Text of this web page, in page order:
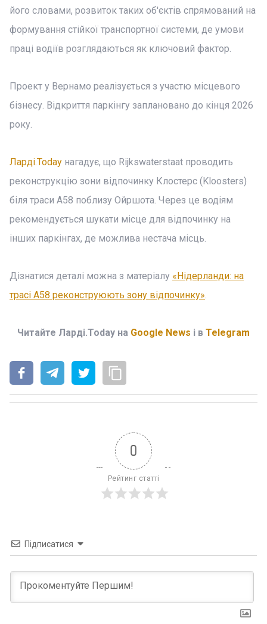
його словами, розвиток таких об'єктів спрямований на
формування стійкої транспортної системи, де умови
праці водіїв розглядаються як ключовий фактор.
Проект у Вернамо реалізується з участю місцевого
бізнесу. Відкриття паркінгу заплановано до кінця 2026
року.
Ларді.Today нагадує, що Rijkswaterstaat проводить
реконструкцію зони відпочинку Клостерс (Kloosters)
біля траси A58 поблизу Ойршота. Через це водіям
рекомендується шукати місце для відпочинку на
інших паркінгах, де можлива нестача місць.
Дізнатися деталі можна з матеріалу «Нідерланди: на
трасі A58 реконструюють зону відпочинку».
Читайте Ларді.Today на Google News і в Telegram
0
Рейтинг статті
Підписатися